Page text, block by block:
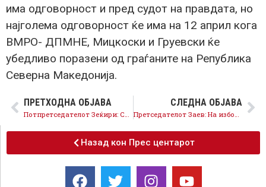
има одговорност и пред судот на правдата, но
најголема одговорност ќе има на 12 април кога
ВМРО- ДПМНЕ, Мицкоски и Груевски ќе
убедливо поразени од граѓаните на Република
Северна Македонија.
ПРЕТХОДНА ОБЈАВА
Потпретседателот Зеќири: СДСМ за 2,5 години направи многу и има признание од целиот свет, на 12 април одиме на нова победа
СЛЕДНА ОБЈАВА
Претседателот Заев: На изборите настапуваме со еден носител и една носителка во сите изборни единици
Назад кон Прес центарот